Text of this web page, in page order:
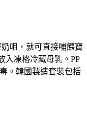
咀，就可直接哺餵寶
入凍格冷藏母乳。PP
。韓國製造套裝包括